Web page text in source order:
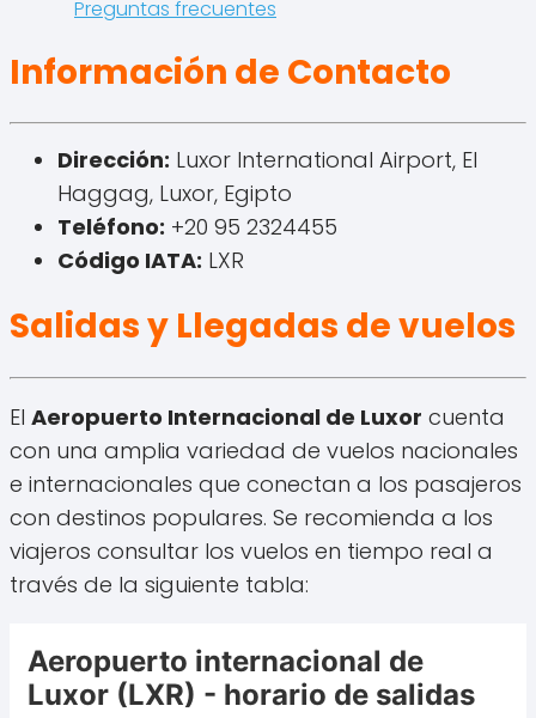
Preguntas frecuentes
Información de Contacto
Dirección: Luxor International Airport, El
Haggag, Luxor, Egipto
Teléfono: +20 95 2324455
Código IATA: LXR
Salidas y Llegadas de vuelos
El Aeropuerto Internacional de Luxor cuenta
con una amplia variedad de vuelos nacionales
e internacionales que conectan a los pasajeros
con destinos populares. Se recomienda a los
viajeros consultar los vuelos en tiempo real a
través de la siguiente tabla: